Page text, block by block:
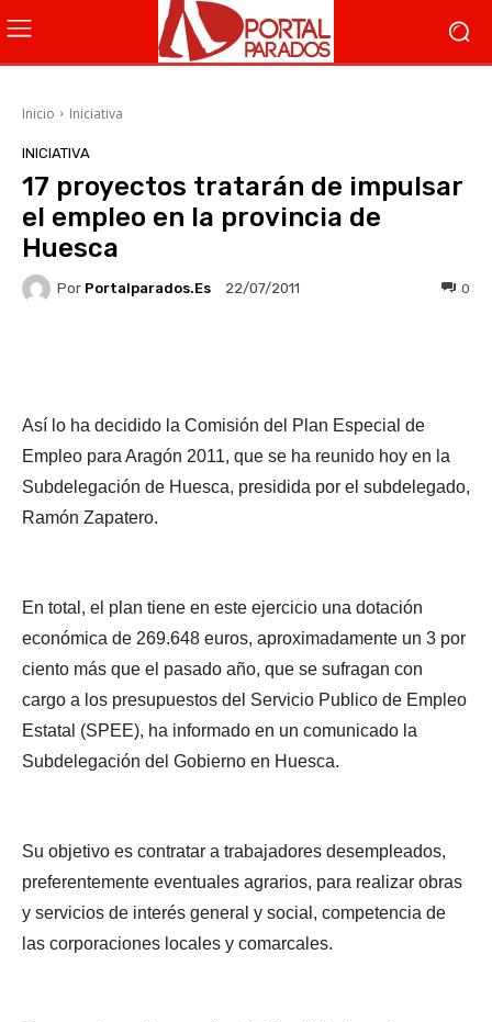
Inicio Iniciativa
INICIATIVA
17 proyectos tratarán de impulsar
el empleo en la provincia de
Huesca
Por Portalparados.es 22/07/2011 0
Así lo ha decidido la Comisión del Plan Especial de
Empleo para Aragón 2011, que se ha reunido hoy en la
Subdelegación de Huesca, presidida por el subdelegado,
Ramón Zapatero.
En total, el plan tiene en este ejercicio una dotación
económica de 269.648 euros, aproximadamente un 3 por
ciento más que el pasado año, que se sufragan con
cargo a los presupuestos del Servicio Publico de Empleo
Estatal (SPEE), ha informado en un comunicado la
Subdelegación del Gobierno en Huesca.
Su objetivo es contratar a trabajadores desempleados,
preferentemente eventuales agrarios, para realizar obras
y servicios de interés general y social, competencia de
las corporaciones locales y comarcales.